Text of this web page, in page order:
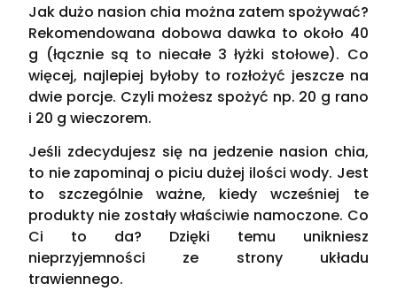
Jak dużo nasion chia można zatem spożywać?
Rekomendowana dobowa dawka to około 40
g (łącznie są to niecałe 3 łyżki stołowe). Co
więcej, najlepiej byłoby to rozłożyć jeszcze na
dwie porcje. Czyli możesz spożyć np. 20 g rano
i 20 g wieczorem.
Jeśli zdecydujesz się na jedzenie nasion chia,
to nie zapominaj o piciu dużej ilości wody. Jest
to szczególnie ważne, kiedy wcześniej te
produkty nie zostały właściwie namoczone. Co
Ci to da? Dzięki temu unikniesz
nieprzyjemności ze strony układu
trawiennego.